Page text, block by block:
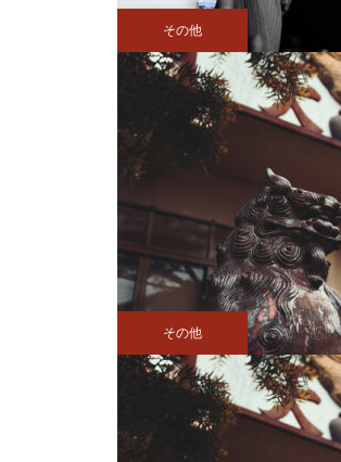
その他
その他